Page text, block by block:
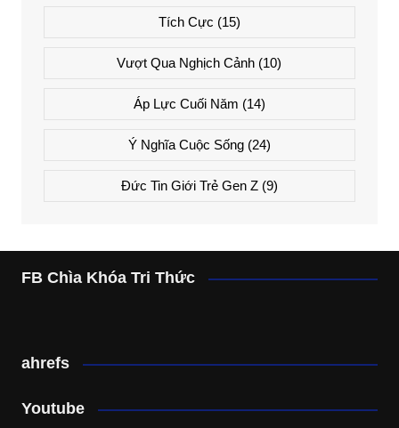
Tích Cực (15)
Vượt Qua Nghịch Cảnh (10)
Áp Lực Cuối Năm (14)
Ý Nghĩa Cuộc Sống(24)
Đức Tin Giới Trẻ Gen Z(9)
FB Chìa Khóa Tri Thức
ahrefs
Youtube